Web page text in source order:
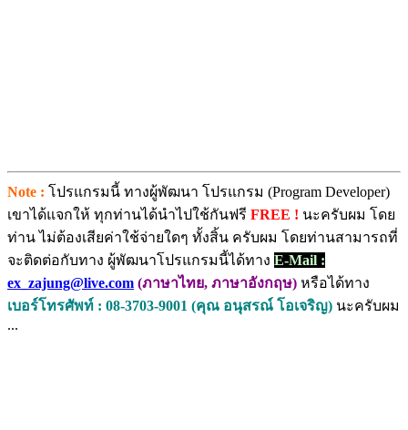
Note : โปรแกรมนี้ ทางผู้พัฒนา โปรแกรม (Program Developer)
เขาได้แจกให้ ทุกท่านได้นำไปใช้กันฟรี FREE ! นะครับผม โดย
ท่าน ไม่ต้องเสียค่าใช้จ่ายใดๆ ทั้งสิ้น ครับผม โดยท่านสามารถที่
จะติดต่อกับทาง ผู้พัฒนาโปรแกรมนี้ได้ทาง E-Mail :
ex_zajung@live.com (ภาษาไทย, ภาษาอังกฤษ) หรือได้ทาง
เบอร์โทรศัพท์ : 08-3703-9001 (คุณ อนุสรณ์ โอเจริญ) นะครับผม
...